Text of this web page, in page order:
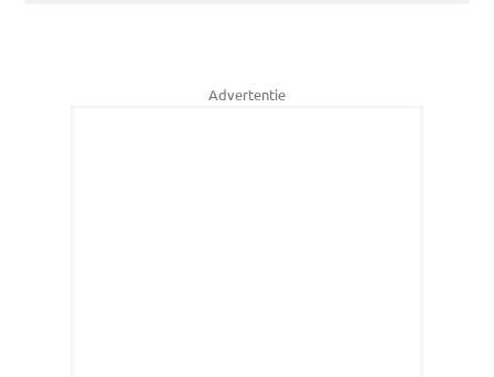
Advertentie